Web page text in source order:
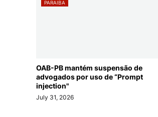
PARAIBA
OAB-PB mantém suspensão de
advogados por uso de “Prompt
injection"
July 31, 2026